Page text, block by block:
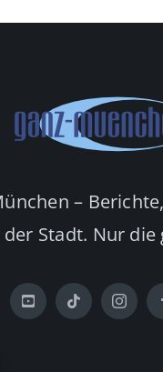
–
Stadt. Nur